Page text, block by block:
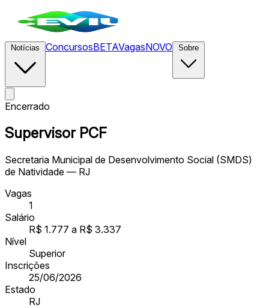
ConcursosBETAVagasNOVO
Encerrado
Supervisor PCF
Secretaria Municipal de Desenvolvimento Social (SMDS)
de Natividade — RJ
Vagas
1
Salário
R$ 1.777 a R$ 3.337
Nível
Superior
Inscrições
25/06/2026
Estado
RJ